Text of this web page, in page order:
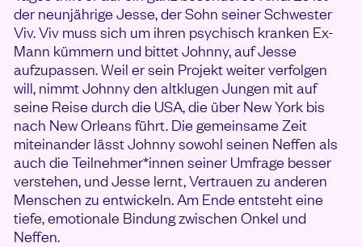
der neunjährige Jesse, der Sohn seiner Schwester
Viv. Viv muss sich um ihren psychisch kranken Ex-
Mann kümmern und bittet Johnny, auf Jesse
aufzupassen. Weil er sein Projekt weiter verfolgen
will, nimmt Johnny den altklugen Jungen mit auf
seine Reise durch die USA, die über New York bis
nach New Orleans führt. Die gemeinsame Zeit
miteinander lässt Johnny sowohl seinen Neffen als
auch die Teilnehmer*innen seiner Umfrage besser
verstehen, und Jesse lernt, Vertrauen zu anderen
Menschen zu entwickeln. Am Ende entsteht eine
tiefe, emotionale Bindung zwischen Onkel und
Neffen.